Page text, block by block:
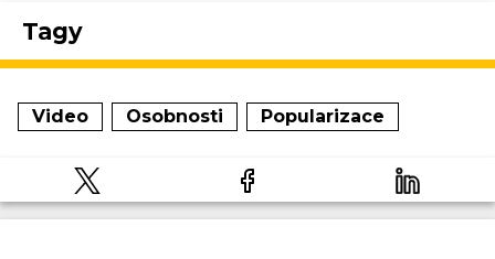
Tagy
Video Osobnosti Popularizace